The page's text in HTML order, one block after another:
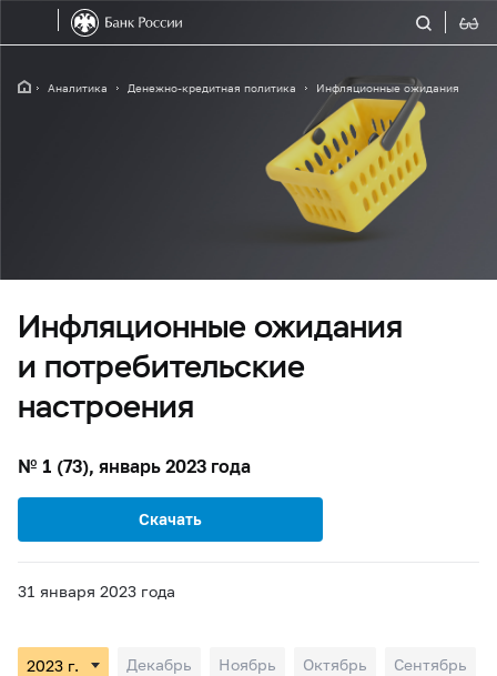
Аналитика Денежно-кредитная политика Инфляционные ожидания
Инфляционные ожидания
и потребительские
настроения
№ 1 (73), январь 2023 года
Скачать
31 января 2023 года
Декабрь Ноябрь Октябрь Сентябрь